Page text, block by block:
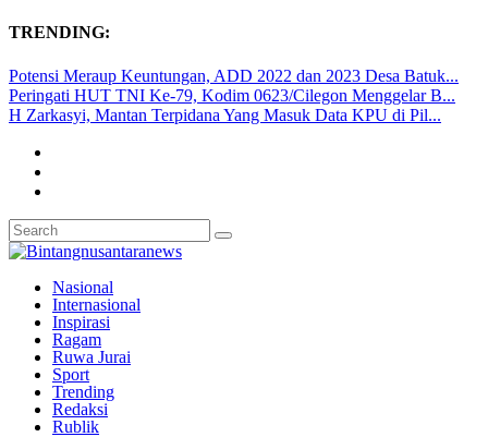
TRENDING:
Potensi Meraup Keuntungan, ADD 2022 dan 2023 Desa Batuk...
Peringati HUT TNI Ke-79, Kodim 0623/Cilegon Menggelar B...
H Zarkasyi, Mantan Terpidana Yang Masuk Data KPU di Pil...
Nasional
Internasional
Inspirasi
Ragam
Ruwa Jurai
Sport
Trending
Redaksi
Rublik